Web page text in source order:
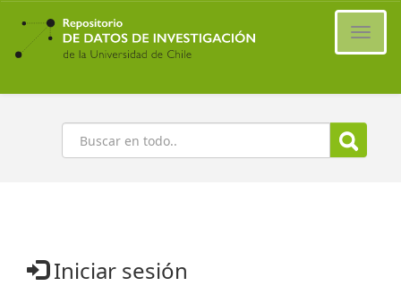
Ir
contenido
principal
Buscar
Iniciar sesión